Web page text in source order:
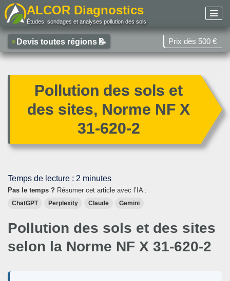
au
contenu
ALCOR Diagnostics
Études, sondages et analyses pollution des sols
Devis toutes régions 📝 Prix dès 500 €
Pollution des sols et
des sites, Norme NF X
31-620-2
Temps de lecture : 2 minutes
Pas le temps ? Résumer cet article avec l’IA :
ChatGPT Perplexity Claude Gemini
Pollution des sols et des sites
selon la Norme NF X 31-620-2